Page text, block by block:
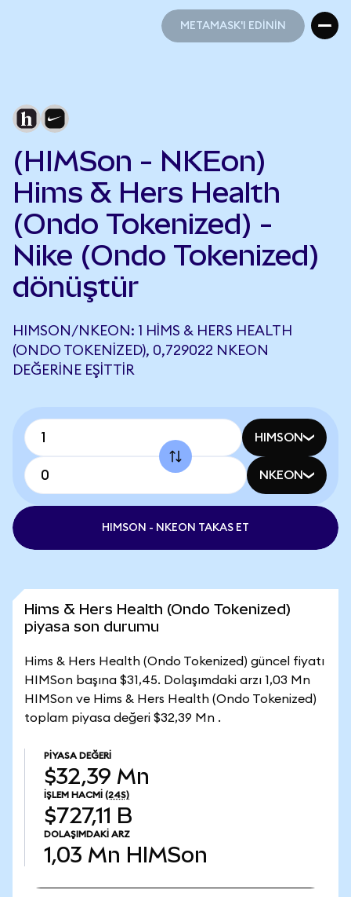
METAMASK'I EDİNİN
(HIMSon - NKEon)
Hims & Hers Health
(Ondo Tokenized) -
Nike (Ondo Tokenized)
dönüştür
HIMSON/NKEON: 1 HIMS & HERS HEALTH
(ONDO TOKENIZED), 0,729022 NKEON
DEĞERINE EŞITTIR
HIMSON
NKEON
HIMSON - NKEON TAKAS ET
Hims & Hers Health (Ondo Tokenized)
piyasa son durumu
Hims & Hers Health (Ondo Tokenized) güncel fiyatı
HIMSon başına $31,45. Dolaşımdaki arzı 1,03 Mn
HIMSon ve Hims & Hers Health (Ondo Tokenized)
toplam piyasa değeri $32,39 Mn .
PIYASA DEĞERI
$32,39 Mn
İŞLEM HACMI (24S)
$727,11 B
DOLAŞIMDAKI ARZ
1,03 Mn HIMSon